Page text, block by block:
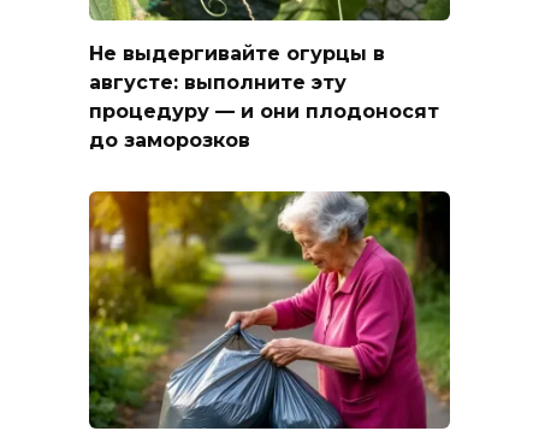
Не выдергивайте огурцы в
августе: выполните эту
процедуру — и они плодоносят
до заморозков